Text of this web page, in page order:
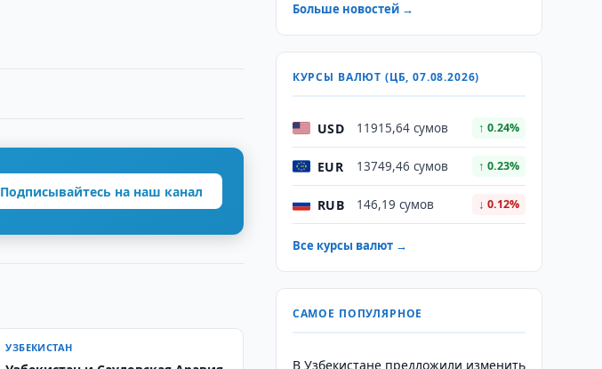
Подписывайтесь на наш канал
УЗБЕКИСТАН
Больше новостей →
КУРСЫ ВАЛЮТ (ЦБ, 07.08.2026)
USD 11915,64 сумов ↑ 0.24%
EUR 13749,46 сумов ↑ 0.23%
RUB 146,19 сумов ↓ 0.12%
Все курсы валют →
САМОЕ ПОПУЛЯРНОЕ
В Узбекистане предложили изменить